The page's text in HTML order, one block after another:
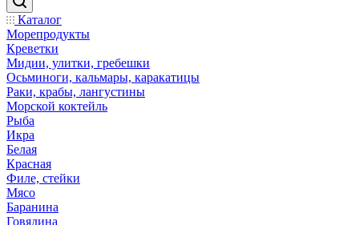
Каталог
Морепродукты
Креветки
Мидии, улитки, гребешки
Осьминоги, кальмары, каракатицы
Раки, крабы, лангустины
Морской коктейль
Рыба
Икра
Белая
Красная
Филе, стейки
Мясо
Баранина
Говядина